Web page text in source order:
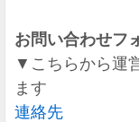
お問い合わせフ
▼こちらから運
ます
連絡先